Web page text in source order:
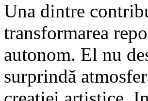
Una dintre
transformarea
autonom. El nu
surprindă